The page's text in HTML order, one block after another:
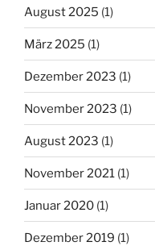
August 2025 (1)
März 2025 (1)
Dezember 2023 (1)
November 2023 (1)
August 2023 (1)
November 2021 (1)
Januar 2020 (1)
Dezember 2019 (1)